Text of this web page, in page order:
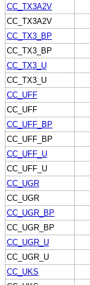
CC_TX3A2V
CC_TX3A2V
CC_TX3_BP
CC_TX3_BP
CC_TX3_U
CC_TX3_U
CC_UFF
CC_UFF
CC_UFF_BP
CC_UFF_BP
CC_UFF_U
CC_UFF_U
CC_UGR
CC_UGR
CC_UGR_BP
CC_UGR_BP
CC_UGR_U
CC_UGR_U
CC_UKS